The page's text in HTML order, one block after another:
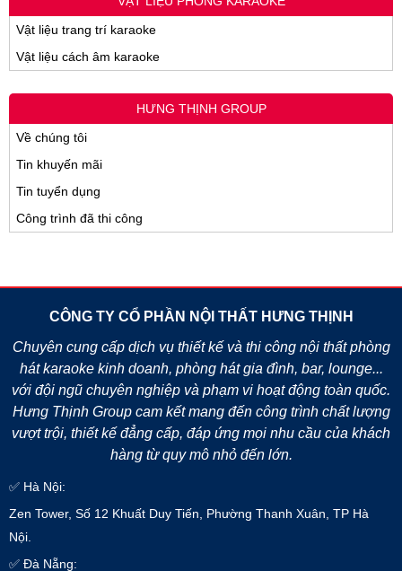
Vật liệu trang trí karaoke
Vật liệu cách âm karaoke
HƯNG THỊNH GROUP
Về chúng tôi
Tin khuyến mãi
Tin tuyển dụng
Công trình đã thi công
CÔNG TY CỔ PHẦN NỘI THẤT HƯNG THỊNH
Chuyên cung cấp dịch vụ thiết kế và thi công nội thất phòng
hát karaoke kinh doanh, phòng hát gia đình, bar, lounge...
với đội ngũ chuyên nghiệp và phạm vi hoạt động toàn quốc.
Hưng Thịnh Group cam kết mang đến công trình chất lượng
vượt trội, thiết kế đẳng cấp, đáp ứng mọi nhu cầu của khách
hàng từ quy mô nhỏ đến lớn.
✅ Hà Nội:
Zen Tower, Số 12 Khuất Duy Tiến, Phường Thanh Xuân, TP Hà
Nội.
✅ Đà Nẵng: